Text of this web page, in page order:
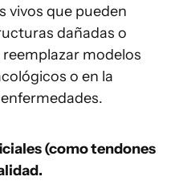
vivos que pueden
dañadas o
modelos
o en la
(como tendones